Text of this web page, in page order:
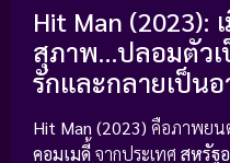
Hit Man (2023):
สุภาพ…ปลอมตัว
รักและกลายเป็น
Hit Man (2023) คือภาพยน
คอมเมดี้จากประเทศ สหรัฐ